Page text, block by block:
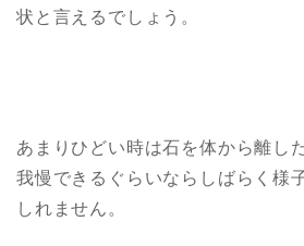
状と言えるでしょう。
あまりひどい時は石を体から離し
我慢できるぐらいならしばらく様
しれません。